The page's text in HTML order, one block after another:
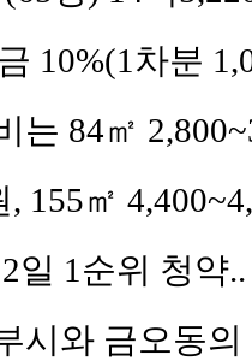
10%(1차분
는 84㎡
155㎡
2일 1순위 청
시와 금오동